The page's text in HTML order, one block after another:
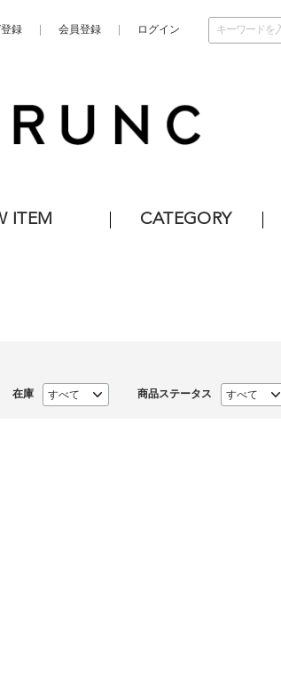
録 会員登録 ログイン
ITEM CATEGORY
在庫 商品ステータス